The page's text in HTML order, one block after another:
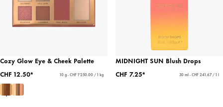
Cozy Glow Eye & Cheek Palette
CHF 12.50*
10 g - CHF 1'250.00 / 1 kg
MIDNIGHT SUN Blush Drops
CHF 7.25*
30 ml - CHF 241.67 / 1 l